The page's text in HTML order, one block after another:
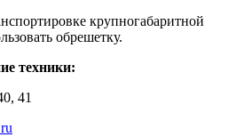
крупногабаритной
обрешетку.
техники:
41